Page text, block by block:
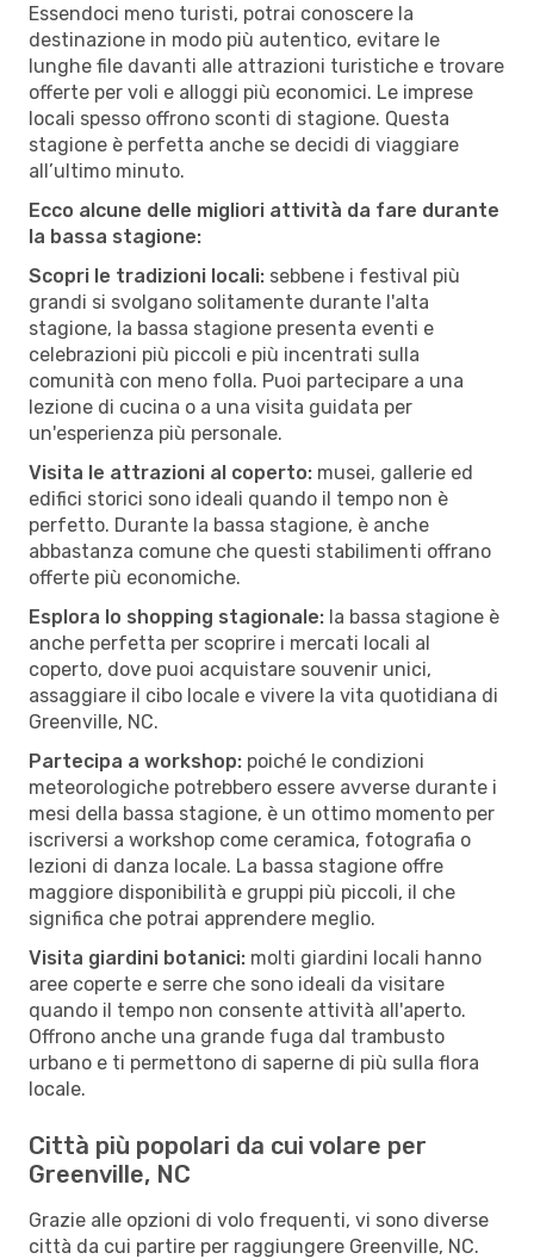
Essendoci meno turisti, potrai conoscere la
destinazione in modo più autentico, evitare le
lunghe file davanti alle attrazioni turistiche e trovare
offerte per voli e alloggi più economici. Le imprese
locali spesso offrono sconti di stagione. Questa
stagione è perfetta anche se decidi di viaggiare
all’ultimo minuto.
Ecco alcune delle migliori attività da fare durante
la bassa stagione:
Scopri le tradizioni locali: sebbene i festival più
grandi si svolgano solitamente durante l'alta
stagione, la bassa stagione presenta eventi e
celebrazioni più piccoli e più incentrati sulla
comunità con meno folla. Puoi partecipare a una
lezione di cucina o a una visita guidata per
un'esperienza più personale.
Visita le attrazioni al coperto: musei, gallerie ed
edifici storici sono ideali quando il tempo non è
perfetto. Durante la bassa stagione, è anche
abbastanza comune che questi stabilimenti offrano
offerte più economiche.
Esplora lo shopping stagionale: la bassa stagione è
anche perfetta per scoprire i mercati locali al
coperto, dove puoi acquistare souvenir unici,
assaggiare il cibo locale e vivere la vita quotidiana di
Greenville, NC.
Partecipa a workshop: poiché le condizioni
meteorologiche potrebbero essere avverse durante i
mesi della bassa stagione, è un ottimo momento per
iscriversi a workshop come ceramica, fotografia o
lezioni di danza locale. La bassa stagione offre
maggiore disponibilità e gruppi più piccoli, il che
significa che potrai apprendere meglio.
Visita giardini botanici: molti giardini locali hanno
aree coperte e serre che sono ideali da visitare
quando il tempo non consente attività all'aperto.
Offrono anche una grande fuga dal trambusto
urbano e ti permettono di saperne di più sulla flora
locale.
Città più popolari da cui volare per
Greenville, NC
Grazie alle opzioni di volo frequenti, vi sono diverse
città da cui partire per raggiungere Greenville, NC.